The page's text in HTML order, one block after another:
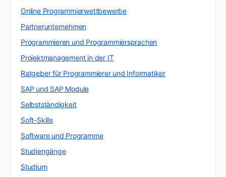
Online Programmierwettbewerbe
Partnerunternehmen
Programmieren und Programmiersprachen
Projektmanagement in der IT
Ratgeber für Programmierer und Informatiker
SAP und SAP Module
Selbstständigkeit
Soft-Skills
Software und Programme
Studiengänge
Studium